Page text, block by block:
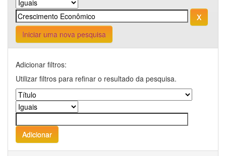
Iniciar uma nova pesquisa
Adicionar filtros:
Utilizar filtros para refinar o resultado da pesquisa.